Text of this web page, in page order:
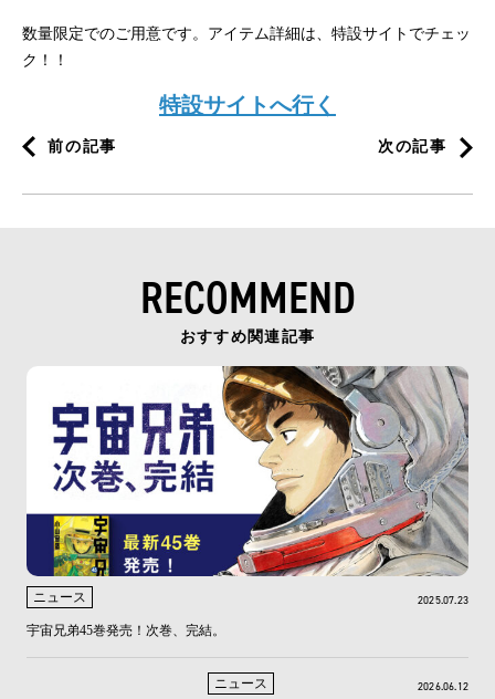
数量限定でのご用意です。アイテム詳細は、特設サイトでチェッ
ク！！
特設サイトへ行く
前の記事 次の記事
RECOMMEND
おすすめ関連記事
宇宙兄弟45巻発売！次巻、完結。
ニュース 2025.07.23
ニュース 2026.06.12